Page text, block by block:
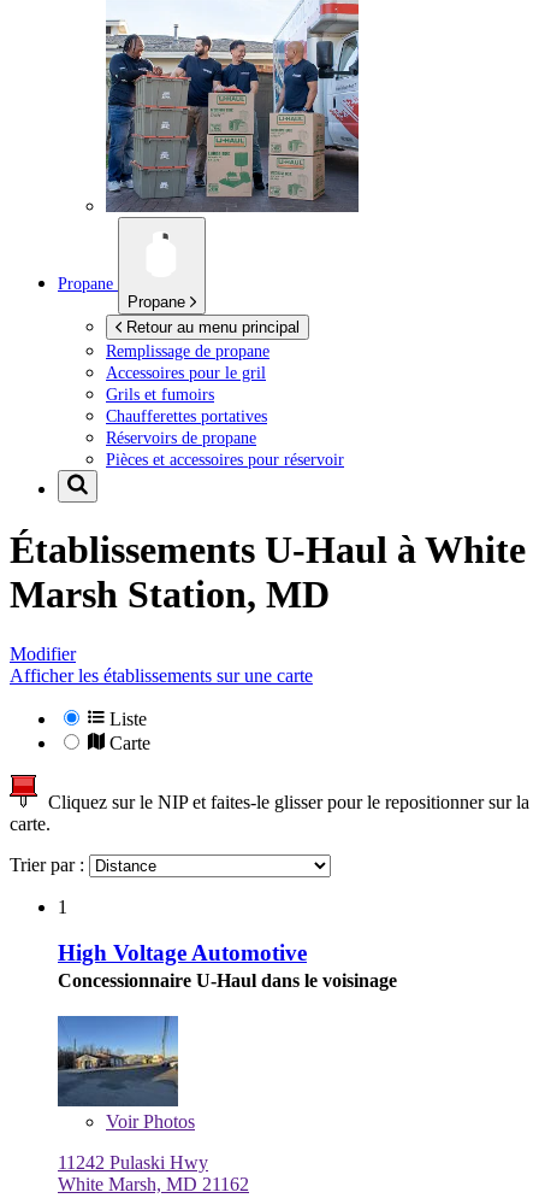
Propane
Propane
Retour au menu principal
Remplissage de propane
Accessoires pour le gril
Grils et fumoirs
Chaufferettes portatives
Réservoirs de propane
Pièces et accessoires pour réservoir
Établissements U-Haul à White
Marsh Station, MD
Modifier
Afficher les établissements sur une carte
Liste
Carte
Cliquez sur le NIP et faites-le glisser pour le repositionner sur la
carte.
Trier par :
1
High Voltage Automotive
Concessionnaire U-Haul dans le voisinage
VoirPhotos
11242 Pulaski Hwy
White Marsh, MD 21162